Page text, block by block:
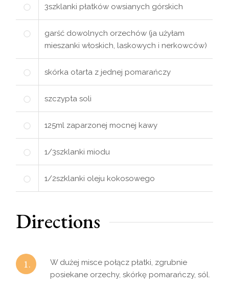
3szklanki płatków owsianych górskich
garść dowolnych orzechów (ja użyłam
mieszanki włoskich, laskowych i nerkowców)
skórka otarta z jednej pomarańczy
szczypta soli
125ml zaparzonej mocnej kawy
1/3szklanki miodu
1/2szklanki oleju kokosowego
Directions
1.
W dużej misce połącz płatki, zgrubnie
posiekane orzechy, skórkę pomarańczy, sól.